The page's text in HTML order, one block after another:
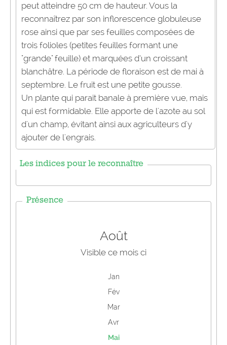
peut atteindre 50 cm de hauteur. Vous la
reconnaîtrez par son inflorescence globuleuse
rose ainsi que par ses feuilles composées de
trois folioles (petites feuilles formant une
"grande" feuille) et marquées d’un croissant
blanchâtre. La période de floraison est de mai à
septembre. Le fruit est une petite gousse.
Un plante qui parait banale à première vue, mais
qui est formidable. Elle apporte de l'azote au sol
d'un champ, évitant ainsi aux agriculteurs d'y
ajouter de l'engrais.
Les indices pour le reconnaître
Présence
Août
Visible ce mois ci
Jan
Fév
Mar
Avr
Mai